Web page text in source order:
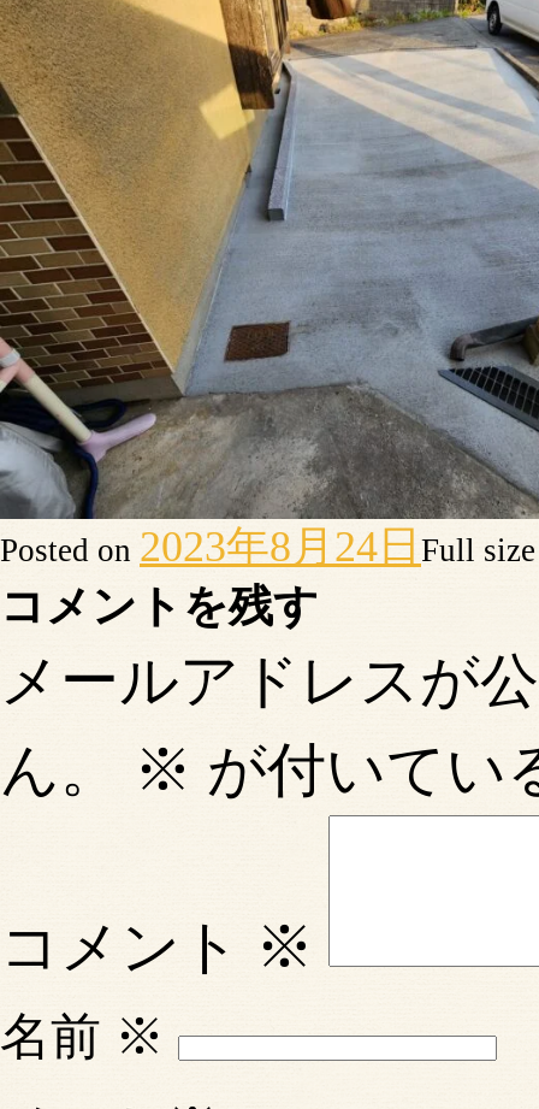
Posted on 2023年8月24日 Full
コメントを残す
メールアドレスが
ん。
※ が付いてい
コメント ※
名前 ※